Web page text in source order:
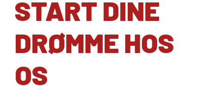
START DINE
DRØMME HOS
OS